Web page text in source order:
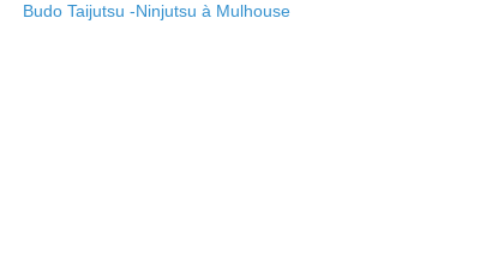
Budo Taijutsu -Ninjutsu à Mulhouse